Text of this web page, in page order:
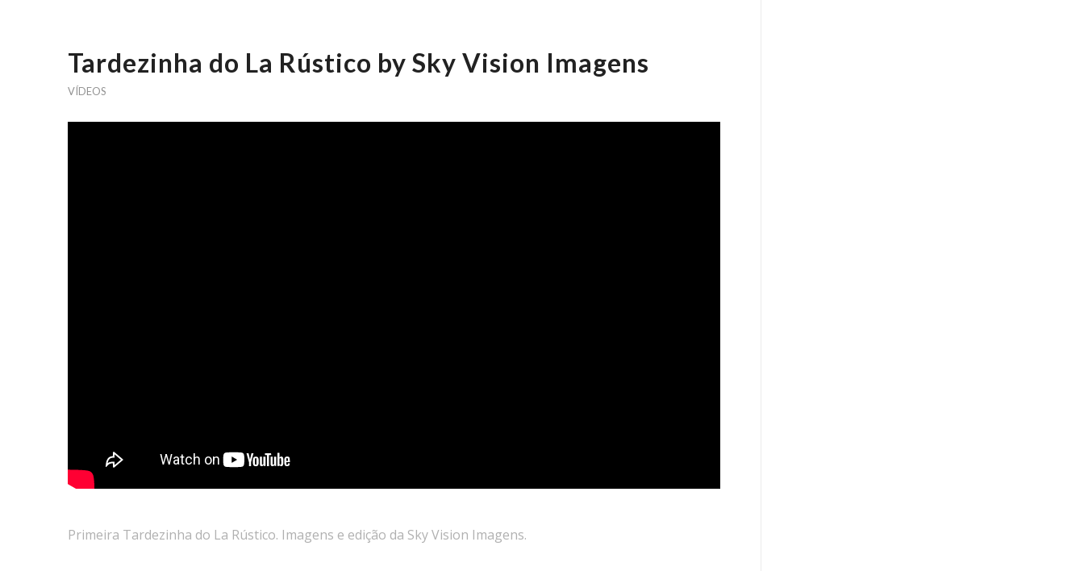
Tardezinha do La Rústico by Sky Vision Imagens
VÍDEOS
Primeira Tardezinha do La Rústico. Imagens e edição da Sky Vision Imagens.